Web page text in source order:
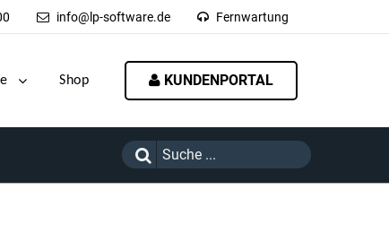
info@lp-software.de Fernwartung
Shop KUNDENPORTAL